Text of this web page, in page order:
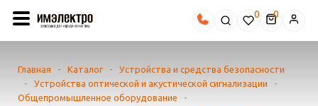
0
Главная - Каталог -
Устройства и средства безопасности
-
Устройства оптической и акустической сигнализации
-
Общепромышленное оборудование
-